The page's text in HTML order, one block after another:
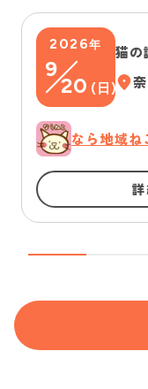
2026年
9
20 ( 日)
猫の
なら地域ね